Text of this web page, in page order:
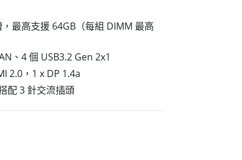
不鏽鋼等級
不鏽鋼工業顯示器
最高支援 64GB（每組 DIMM 最高
、4 個 USB3.2 Gen 2x1
2.0，1 x DP 1.4a
配 3 針交流插頭